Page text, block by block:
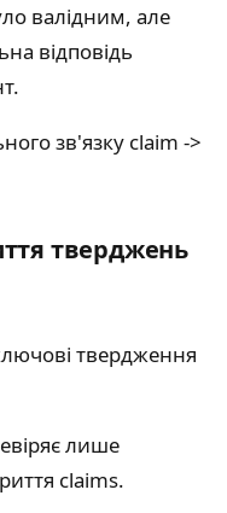
валідним, але
відповідь
зв'язку claim ->
тверджень
твердження
лише
claims.